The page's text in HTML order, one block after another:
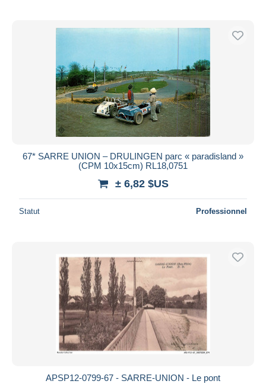
67* SARRE UNION – DRULINGEN parc « paradisland »
(CPM 10x15cm) RL18,0751
± 6,82 $US
Statut Professionnel
APSP12-0799-67 - SARRE-UNION - Le pont